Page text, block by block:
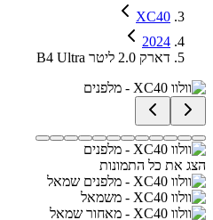
XC40
2024
B4 Ultra דארק 2.0 ליטר
הצג את כל התמונות